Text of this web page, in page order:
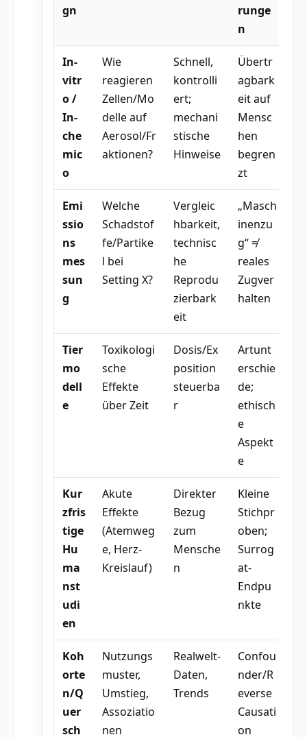
gn
runge
n
In-
vitr
o /
In-
che
mic
o
Wie
reagieren
Zellen/Mo
delle auf
Aerosol/Fr
aktionen?
Schnell,
kontrolli
ert;
mechani
stische
Hinweise
Übertr
agbark
eit auf
Mensc
hen
begren
zt
Emi
ssio
ns
mes
sun
g
Welche
Schadstof
fe/Partike
l bei
Setting X?
Vergleic
hbarkeit,
technisc
he
Reprodu
zierbark
eit
„Masch
inenzu
g“ ≠
reales
Zugver
halten
Tier
mo
dell
e
Toxikologi
sche
Effekte
über Zeit
Dosis/Ex
position
steuerba
r
Artunt
erschie
de;
ethisch
e
Aspekt
e
Kur
zfris
tige
Hu
ma
nst
udi
en
Akute
Effekte
(Atemweg
e, Herz-
Kreislauf)
Direkter
Bezug
zum
Mensche
n
Kleine
Stichpr
oben;
Surrog
at-
Endpu
nkte
Koh
orte
n/Q
uer
sch
Nutzungs
muster,
Umstieg,
Assoziatio
nen
Realwelt-
Daten,
Trends
Confou
nder/R
everse
Causati
on